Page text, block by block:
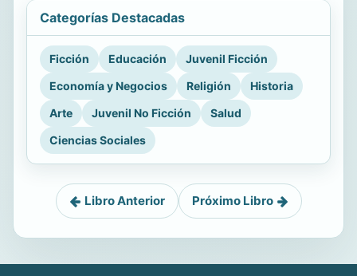
Categorías Destacadas
Ficción Educación
Juvenil Ficción
Economía y Negocios
Religión
Historia
Arte
Juvenil No Ficción
Salud
Ciencias Sociales
Libro Anterior Próximo Libro